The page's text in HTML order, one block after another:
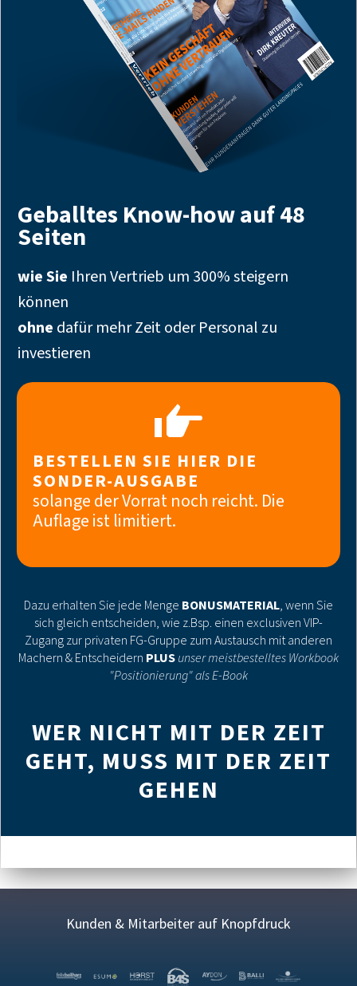
Geballtes Know-how auf 48
Seiten
wie Sie Ihren Vertrieb um 300% steigern
können
ohne dafür mehr Zeit oder Personal zu
investieren
BESTELLEN SIE HIER DIE
SONDER-AUSGABE
solange der Vorrat noch reicht. Die
Auflage ist limitiert.
Dazu erhalten Sie jede Menge BONUSMATERIAL , wenn Sie
sich gleich entscheiden, wie z.Bsp. einen exclusiven VIP-
Zugang zur privaten FG-Gruppe zum Austausch mit anderen
Machern & Entscheidern PLUS unser meistbestelltes Workbook
"Positionierung" als E-Book
WER NICHT MIT DER ZEIT
GEHT, MUSS MIT DER ZEIT
GEHEN
Kunden & Mitarbeiter auf Knopfdruck